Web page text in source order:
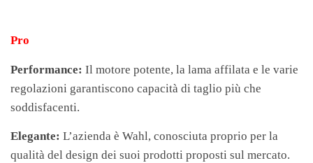
Pro
Performance: Il motore potente, la lama affilata e le varie
regolazioni garantiscono capacità di taglio più che
soddisfacenti.
Elegante: L’azienda è Wahl, conosciuta proprio per la
qualità del design dei suoi prodotti proposti sul mercato.